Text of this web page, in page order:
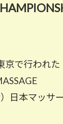
京で行われた
日本マッサー